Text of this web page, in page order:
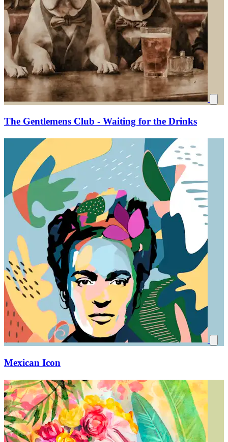
The Gentlemens Club - Waiting for the Drinks
Mexican Icon